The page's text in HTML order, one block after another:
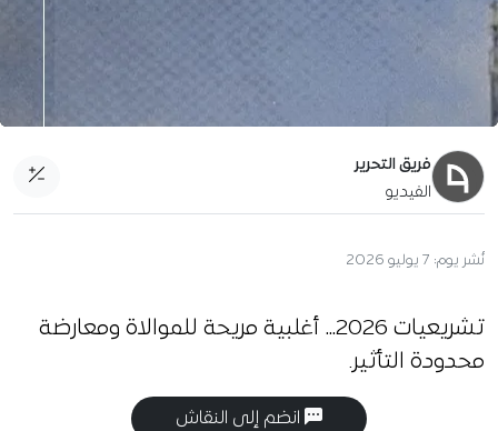
فريق التحرير
الفيديو
نُشر يوم: 7 يوليو 2026
تشريعيات 2026… أغلبية مريحة للموالاة ومعارضة
محدودة التأثير.
انضم إلى النقاش